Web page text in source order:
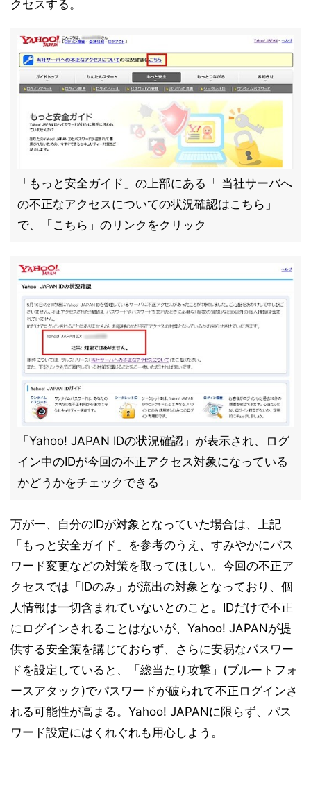
クセスする。
「もっと安全ガイド」の上部にある「 当社サーバへ
の不正なアクセスについての状況確認はこちら」
で、「こちら」のリンクをクリック
「Yahoo! JAPAN IDの状況確認」が表示され、ログ
イン中のIDが今回の不正アクセス対象になっている
かどうかをチェックできる
万が一、自分のIDが対象となっていた場合は、上記
「もっと安全ガイド」を参考のうえ、すみやかにパス
ワード変更などの対策を取ってほしい。今回の不正ア
クセスでは「IDのみ」が流出の対象となっており、個
人情報は一切含まれていないとのこと。IDだけで不正
にログインされることはないが、Yahoo! JAPANが提
供する安全策を講じておらず、さらに安易なパスワー
ドを設定していると、「総当たり攻撃」(ブルートフォ
ースアタック)でパスワードが破られて不正ログインさ
れる可能性が高まる。Yahoo! JAPANに限らず、パス
ワード設定にはくれぐれも用心しよう。